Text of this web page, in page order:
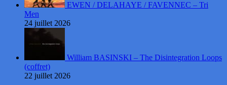
EWEN / DELAHAYE / FAVENNEC – Tri
Men
24 juillet 2026
William BASINSKI – The Disintegration Loops
(coffret)
22 juillet 2026